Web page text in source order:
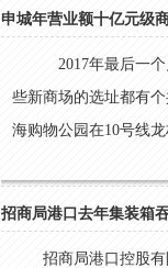
申城年营业额十亿元级
2017年最后一个
些新商场的选址都有
海购物公园在10号线
招商局港口去年集装箱
招商局港口控股